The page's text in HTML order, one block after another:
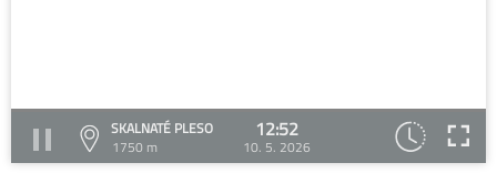
SKALNATÉ PLESO
1750 m
12:52
10. 5. 2026